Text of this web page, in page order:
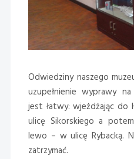
Odwiedziny naszego
uzupełnienie wyprawy
jest łatwy: wjeżdżając do
ulicę Sikorskiego a
lewo – w ulicę Rybacką.
zatrzymać.